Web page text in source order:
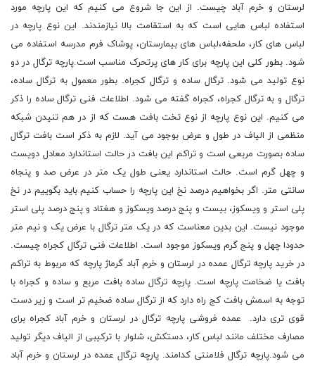
لرستان و خرم آباد چیست. از این جا شروع می کنیم که این پارچه مورد
استفاده لباس هایی است که به استقامت بالا نیازمندند. این نوع پارچه در
لباس های کار، ملحفه،لباس های بیمارستان، پوشاک فرم مدرسه استفاده می
شود. بطور کلی این پارچه برای کار های پرتحرک مناسب است.پارچه ترگال در دو
نوع تولید می شود. ترگال ساده و ترگال کجراه. بطور معمول به ترگال ساده،
ترگال و به ترگال کجراه، کجراه گفته می شود. اطلاعات فنی ترگال ساده را ذکر
می کنیم. این نوع پارچه از نوع تخت بافت هست که از در هم تنیدن شبکه
منظمی از الیاف در طول و عرض بوجود می آید. لازم به ذکر است بافت ترگال
ساده بصورت مربعی است و تراکم این بافت در حالت استاندارد معادل دویست
و چهل گرم است. حالت استاندارد یعنی طول یک متر در عرض صد و پنجاه
سانتی متر. اگر بخواهیم درصد نخ این پارچه را حساب کنیم باید بگوییم در نخ
پلی استر و ویسکوز، بیست و پنج درصد ویسکوز و هغتاد و پنج درصد پلی استر
موجود نیست. این بدین معناست که در یک متر ترگال با عرض یک و نیم متر
حدودا چهل و پنج گرم ویسکوز موجود است. اطلاعات فنی ترگال کجراه چیست.
در خرید پارچه ترگال عمده در لرستان و خرم آباد گرماژ پارچه که مربوط به تراکم
بافت یا ضخامت پارچه است. پارچه ترگال ساده بافت مربع و ساده و کجراه با
توجه به اسمش بافت کج راه دارد که از ترگال ساده ضخیم تر است و زیر دست
قوی تری دارد. عمده فروشی پارچه ترگال در لرستان و خرم آباد کجراه برای
مصارف مختلف مانند لباس کار، دستکش، شلوار با ترکیبی از الیاف دیگر تولید
می شود.پارچه ترگال فلامنتی کدامند. پارچه ترگال عمده در لرستان و خرم آباد